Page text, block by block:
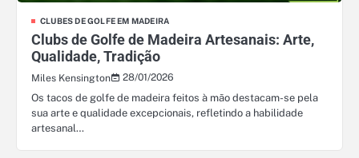
CLUBES DE GOLFE EM MADEIRA
Clubs de Golfe de Madeira Artesanais: Arte,
Qualidade, Tradição
Miles Kensington
28/01/2026
Os tacos de golfe de madeira feitos à mão destacam-se pela
sua arte e qualidade excepcionais, refletindo a habilidade
artesanal…